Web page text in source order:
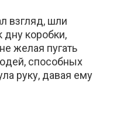
взгляд, шли
коробки,
желая пугать
способных
руку, давая ему